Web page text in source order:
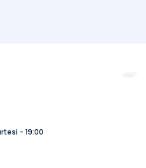
- 19:00